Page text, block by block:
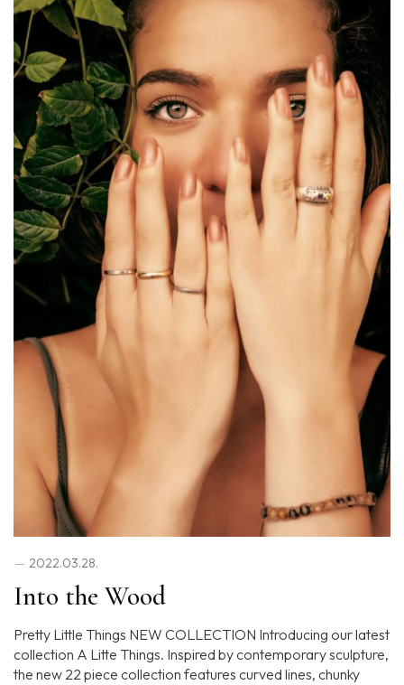
2022.03.28.
Into the Wood
Pretty Little Things NEW COLLECTION Introducing our latest
collection A Litte Things. Inspired by contemporary sculpture,
the new 22 piece collection features curved lines, chunky